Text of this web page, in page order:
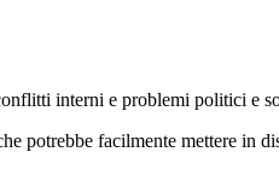
interni e problemi politici e
facilmente mettere in